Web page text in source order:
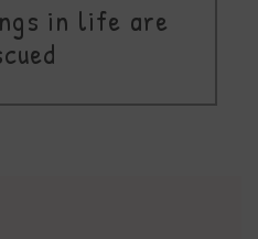
in life are